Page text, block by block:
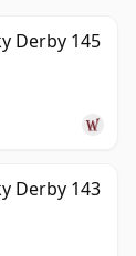
Derby 145
Derby 143